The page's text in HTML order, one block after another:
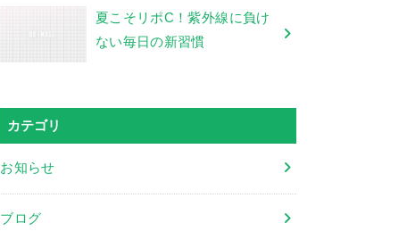
夏こそリポC！紫外線に負け
ない毎日の新習慣
カテゴリ
お知らせ
ブログ